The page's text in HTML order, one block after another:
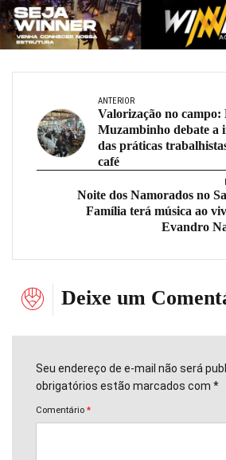
ANTERIOR
Valorização no campo:
Muzambinho debate a
das práticas
café
Noite dos Namorados no
Família terá música ao
Evandro
Deixe um
Seu endereço de e-mail não será
obrigatórios estão marcados com *
Comentário *